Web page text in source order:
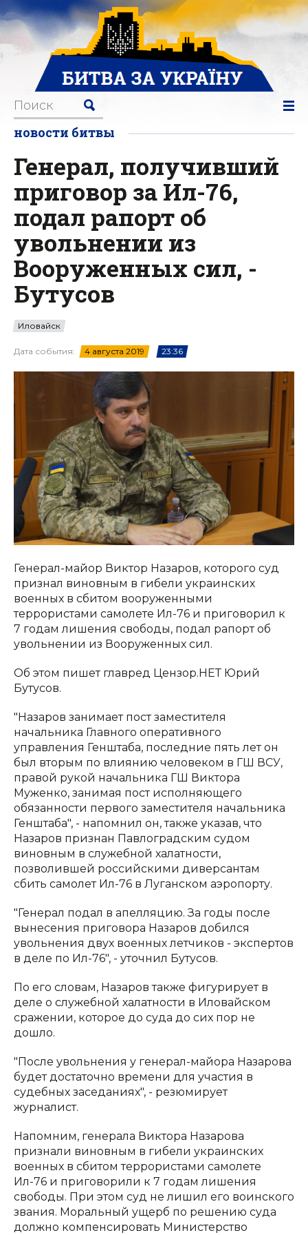
новости битвы
Генерал, получивший
приговор за Ил-76,
подал рапорт об
увольнении из
Вооруженных сил, -
Бутусов
Иловайск
Дата события: 4 августа 2019 23:36
Генерал-майор Виктор Назаров, которого суд
признал виновным в гибели украинских
военных в сбитом вооруженными
террористами самолете Ил-76 и приговорил к
7 годам лишения свободы, подал рапорт об
увольнении из Вооруженных сил.
Об этом пишет главред Цензор.НЕТ Юрий
Бутусов.
"Назаров занимает пост заместителя
начальника Главного оперативного
управления Генштаба, последние пять лет он
был вторым по влиянию человеком в ГШ ВСУ,
правой рукой начальника ГШ Виктора
Муженко, занимая пост исполняющего
обязанности первого заместителя начальника
Генштаба", - напомнил он, также указав, что
Назаров признан Павлоградским судом
виновным в служебной халатности,
позволившей российскими диверсантам
сбить самолет Ил-76 в Луганском аэропорту.
"Генерал подал в апелляцию. За годы после
вынесения приговора Назаров добился
увольнения двух военных летчиков - экспертов
в деле по Ил-76", - уточнил Бутусов.
По его словам, Назаров также фигурирует в
деле о служебной халатности в Иловайском
сражении, которое до суда до сих пор не
дошло.
"После увольнения у генерал-майора Назарова
будет достаточно времени для участия в
судебных заседаниях", - резюмирует
журналист.
Напомним, генерала Виктора Назарова
признали виновным в гибели украинских
военных в сбитом террористами самолете
Ил-76 и приговорили к 7 годам лишения
свободы. При этом суд не лишил его воинского
звания. Моральный ущерб по решению суда
должно компенсировать Министерство